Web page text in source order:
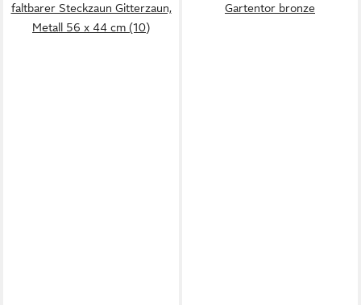
faltbarer Steckzaun Gitterzaun,
Metall 56 x 44 cm (10)
Gartentor bronze